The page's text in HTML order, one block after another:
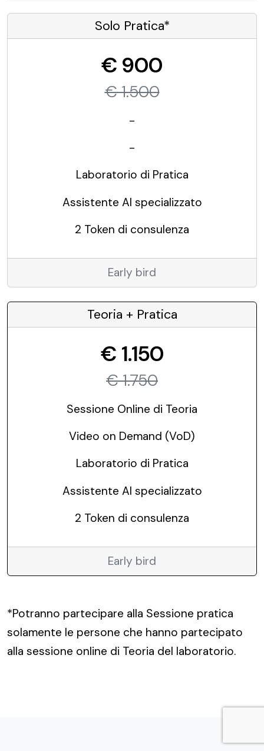
Solo Pratica*
€ 900
€ 1.500
-
-
Laboratorio di Pratica
Assistente AI specializzato
2 Token di consulenza
Early bird
Teoria + Pratica
€ 1.150
€ 1.750
Sessione Online di Teoria
Video on Demand (VoD)
Laboratorio di Pratica
Assistente AI specializzato
2 Token di consulenza
Early bird
*Potranno partecipare alla Sessione pratica
solamente le persone che hanno partecipato
alla sessione online di Teoria del laboratorio.